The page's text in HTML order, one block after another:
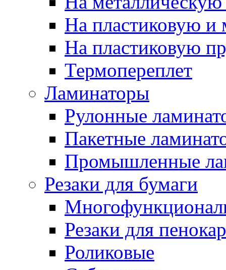
На пластиковую и
На пластиковую
Термопереплет
Ламинаторы
Рулонные
Пакетные
Промышленные
Резаки для бумаги
Резаки для
Роликовые